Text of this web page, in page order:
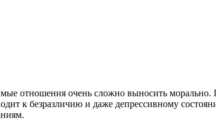
отношения очень сложно выносить
к безразличию и даже депрессивному